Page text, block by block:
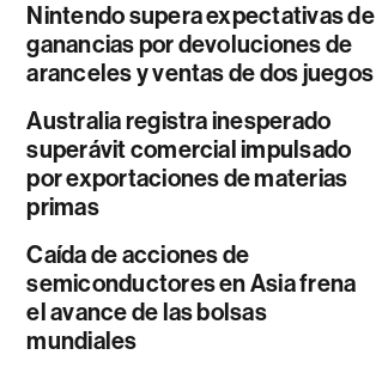
Nintendo supera expectativas de
ganancias por devoluciones de
aranceles y ventas de dos juegos
Australia registra inesperado
superávit comercial impulsado
por exportaciones de materias
primas
Caída de acciones de
semiconductores en Asia frena
el avance de las bolsas
mundiales